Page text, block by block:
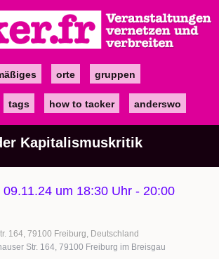
orte gruppen
tags how to tacker anderswo
Kapitalismuskritik
09.11.24 um 18:30 Uhr - 20:00
164 79100 Freiburg Deutschland
Str. 164, 79100 Freiburg im Breisgau